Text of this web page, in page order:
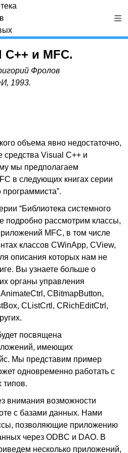
и MFC.
Фролов
1993.
объема явно недостаточно,
средства Visual C++ и
мы предполагаем
в следующих книгах серии
программиста”.
“Библиотека системного
подробно рассмотрим классы,
MFC, в том числе
классов CWinApp, CView,
описания которых нам не
Вы узнаете больше о
органы управления
CBitmapButton,
CListCrtl, CRichEditCtrl,
посвящена
имеющих
Мы представим пример
одновременно работать с
типов.
внимания возможности
с базами данных. Нами
позволяющие приложению
через ODBС и DAO. В
несколько приложений,